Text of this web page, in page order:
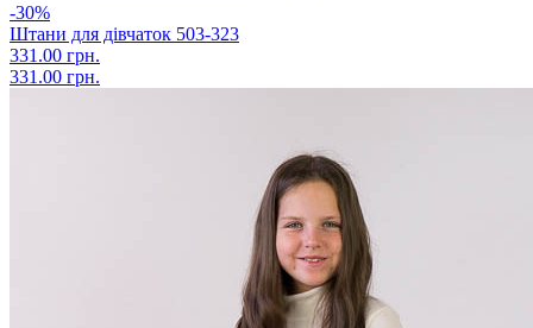
-30%
Штани для дівчаток 503-323
331.00 грн.
331.00 грн.